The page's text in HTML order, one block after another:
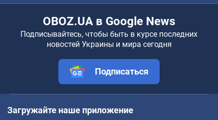
OBOZ.UA в Google News
Подписывайтесь, чтобы быть в курсе последних
новостей Украины и мира сегодня
Подписаться
Загружайте наше приложение